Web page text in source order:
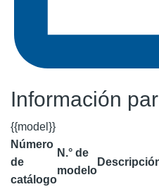
Información
{{model}}
Número
de
catálogo
N.° de
modelo